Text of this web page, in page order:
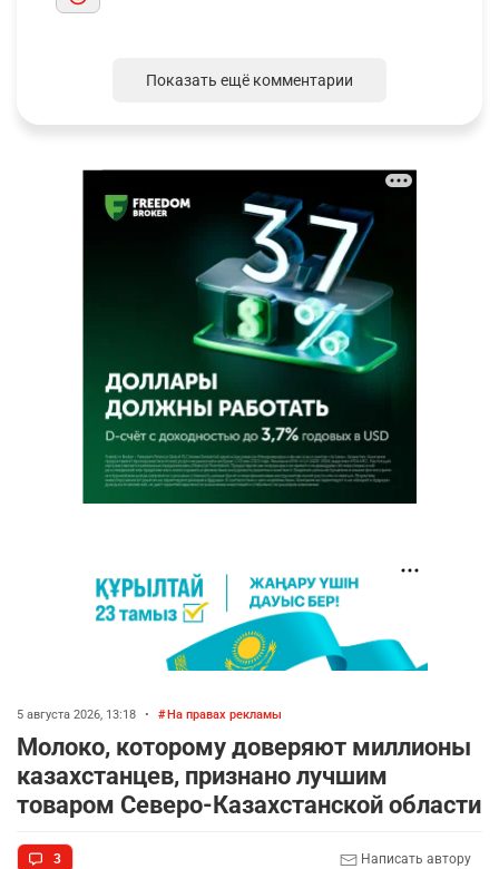
Показать ещё комментарии
5 августа 2026, 13:18 • На правах рекламы
Молоко, которому доверяют миллионы
казахстанцев, признано лучшим
товаром Северо-Казахстанской области
3 Написать автору